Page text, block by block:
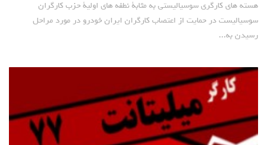
هسته های کارگری سوسیالیستی به مثابۀ نطفه های اولیۀ حزب کارگران
سوسیالیست در حمایت از اعتصاب کارگران ایران خودرو در مورد مراحل
رسیدن به...